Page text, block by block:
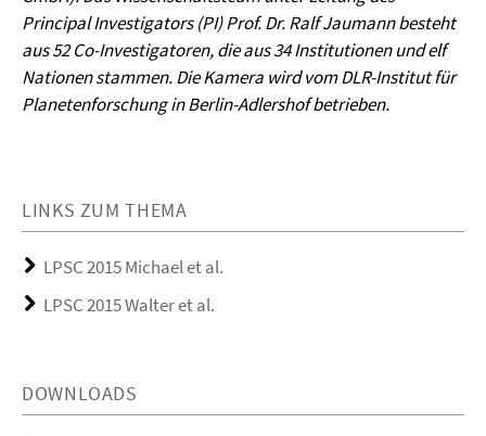
Principal Investigators (PI) Prof. Dr. Ralf Jaumann besteht
aus 52 Co-Investigatoren, die aus 34 Institutionen und elf
Nationen stammen. Die Kamera wird vom DLR-Institut für
Planetenforschung in Berlin-Adlershof betrieben.
LINKS ZUM THEMA
LPSC 2015 Michael et al.
LPSC 2015 Walter et al.
DOWNLOADS